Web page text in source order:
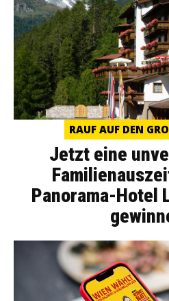
RAUF AUF DEN
Jetzt eine
Panorama-Hotel